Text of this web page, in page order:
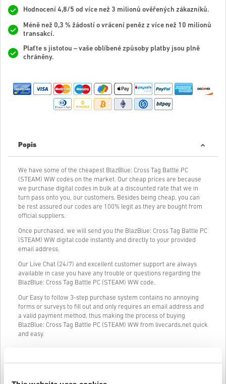
Hodnocení 4,8/5 od více než 3 milionů ověřených zákazníků.
Méně než 0,3 % žádostí o vrácení peněz z více než 10 milionů
transakcí.
Plaťte s jistotou – vaše oblíbené způsoby platby jsou plně
chráněny.
Popis
We have some of the cheapest BlazBlue: Cross Tag Battle PC
(STEAM) WW codes on the market. Our cheap prices are because
we purchase digital codes in bulk at a discounted rate that we in
turn pass onto you, our customers. Besides being cheap, you can
be rest assured our codes are 100% legit as they are bought from
official suppliers.
Once purchased, we will send you the BlazBlue: Cross Tag Battle PC
(STEAM) WW digital code instantly and directly to your provided
email address.
Our Live Chat (24/7) and excellent customer support are always
available in case you have any trouble or questions regarding the
BlazBlue: Cross Tag Battle PC (STEAM) WW code.
Our Easy to follow 3-step purchase system contains no annoying
forms or surveys to fill out and only requires an email address and
a valid payment method, thus making the process of buying
BlazBlue: Cross Tag Battle PC (STEAM) WW from livecards.net quick
and easy.